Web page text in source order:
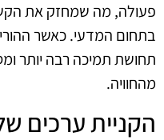
פעולה, מה שמחזק את הקשר
בתחום המדעי. כאשר
תחושת תמיכה רבה יותר
מהחוויה.
הקניית ערכים